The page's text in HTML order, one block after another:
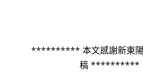
********** 本文感謝新東陽
稿 **********